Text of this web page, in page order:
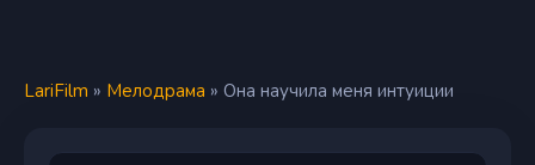
LariFilm » Мелодрама » Она научила меня интуиции